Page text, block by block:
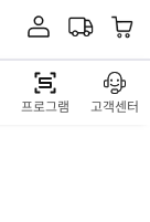
프로그램 고객센터